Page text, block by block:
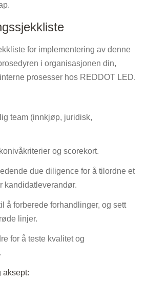
for implementering av denne
i organisasjonen din,
prosesser hos REDDOT LED.
team (innkjøp, juridisk,
og scorekort.
due diligence for å tilordne et
kandidatleverandør.
å forberede forhandlinger, og sett
linjer.
for å teste kvalitet og
aksept: